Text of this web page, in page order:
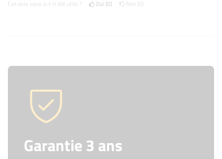
Cet avis vous a-t-il été utile ? Oui 0 Non 0
Garantie 3 ans